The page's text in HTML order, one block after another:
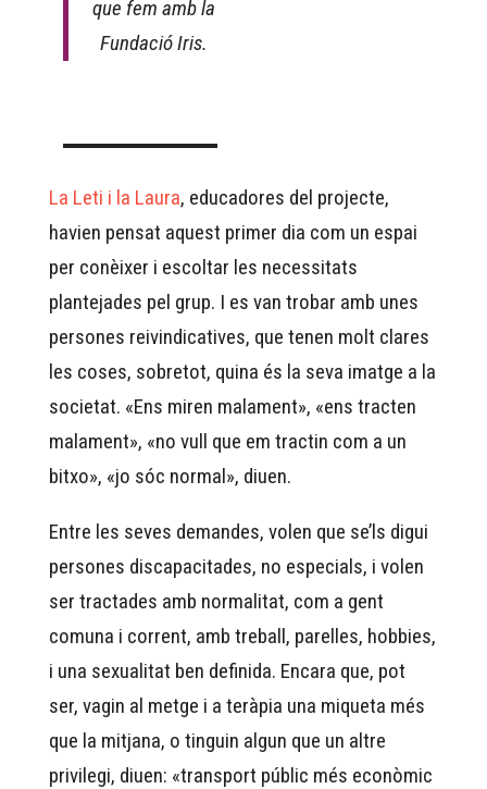
que fem amb la
Fundació Iris.
La Leti i la Laura, educadores del projecte,
havien pensat aquest primer dia com un espai
per conèixer i escoltar les necessitats
plantejades pel grup. I es van trobar amb unes
persones reivindicatives, que tenen molt clares
les coses, sobretot, quina és la seva imatge a la
societat. «Ens miren malament», «ens tracten
malament», «no vull que em tractin com a un
bitxo», «jo sóc normal», diuen.
Entre les seves demandes, volen que se’ls digui
persones discapacitades, no especials, i volen
ser tractades amb normalitat, com a gent
comuna i corrent, amb treball, parelles, hobbies,
i una sexualitat ben definida. Encara que, pot
ser, vagin al metge i a teràpia una miqueta més
que la mitjana, o tinguin algun que un altre
privilegi, diuen: «transport públic més econòmic